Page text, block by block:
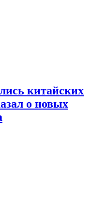
китайских
о новых